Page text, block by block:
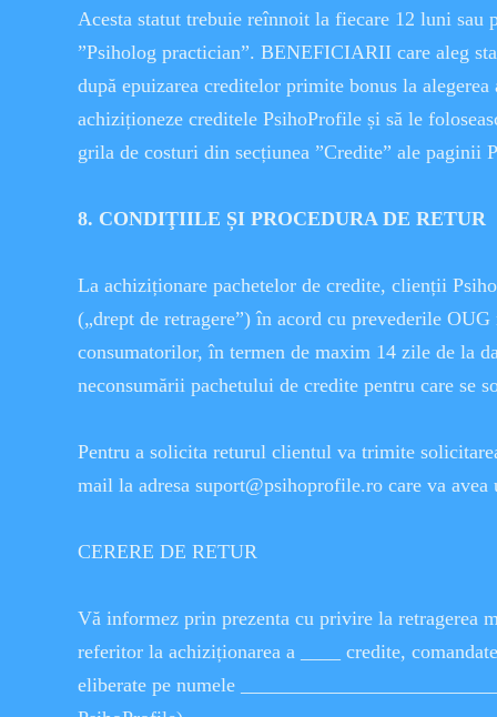
Acesta statut trebuie reînnoit la fiecare 12 luni sau
”Psiholog practician”. BENEFICIARII care aleg
după epuizarea creditelor primite bonus la
achiziționeze creditele PsihoProfile și să le
grila de costuri din secțiunea ”Credite” ale paginii
8. CONDIŢIILE ȘI PROCEDURA DE RETUR
La achiziționare pachetelor de credite, clienții
(„drept de retragere”) în acord cu prevederile
consumatorilor, în termen de maxim 14 zile de la
neconsumării pachetului de credite pentru care se
Pentru a solicita returul clientul va trimite
mail la adresa suport@psihoprofile.ro care va
CERERE DE RETUR
Vă informez prin prezenta cu privire la retragerea
referitor la achiziționarea a ____ credite,
eliberate pe numele